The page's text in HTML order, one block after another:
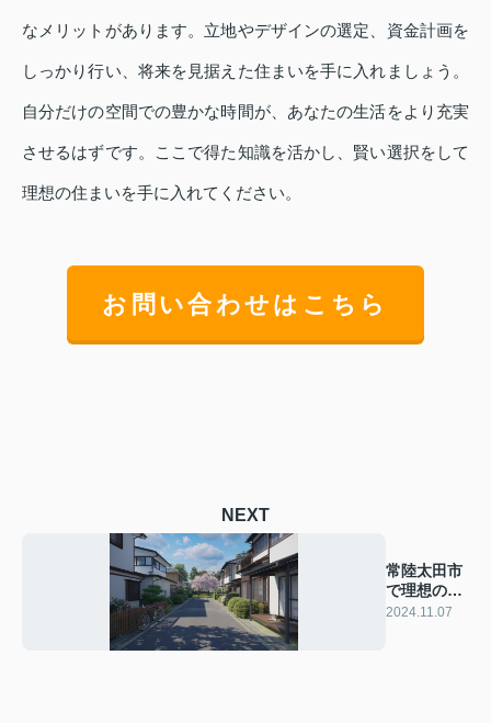
なメリットがあります。立地やデザインの選定、資金計画を
しっかり行い、将来を見据えた住まいを手に入れましょう。
自分だけの空間での豊かな時間が、あなたの生活をより充実
させるはずです。ここで得た知識を活かし、賢い選択をして
理想の住まいを手に入れてください。
お問い合わせはこちら
NEXT
常陸太田市
で理想の中
古戸建を見
2024.11.07